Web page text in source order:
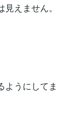
えません。
うにしてま